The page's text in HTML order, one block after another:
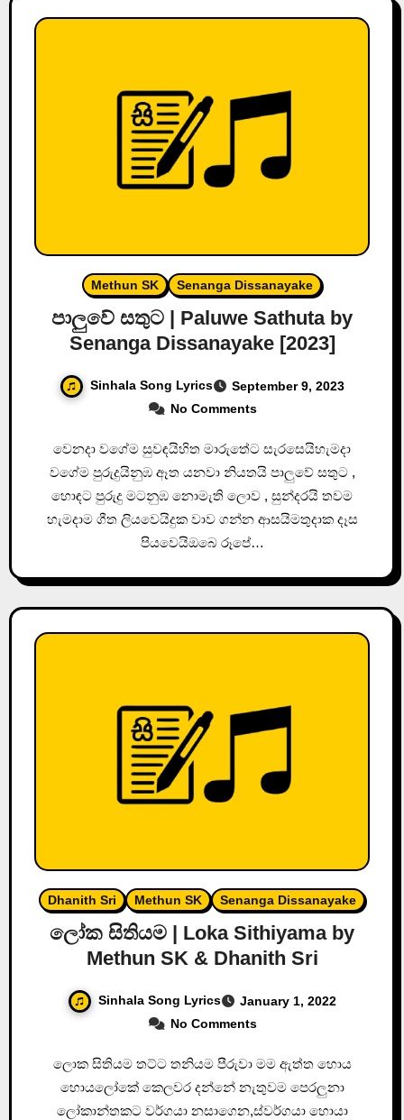
Methun SK Senanga Dissanayake
පාලුවේ සතුට | Paluwe Sathuta by
Senanga Dissanayake [2023]
Sinhala Song Lyrics
September 9, 2023
No Comments
වෙනදා වගේම සුවඳයිහිත මාරුතේට සැරසෙයිහැමදා
වගේම පුරුදුයිනුඹ ඈත යනවා නියතයි පාලුවේ සතුට ,
හොඳට පුරුදු මටනුඹ නොමැති ලොව , සුන්දරයි තවම
හැමදාම ගීත ලියවෙයිදුක වාව ගන්න ආසයිමතුදාක දෑස
පියවෙයිඔබෙ රූපේ…
Dhanith Sri Methun SK Senanga Dissanayake
ලෝක සිතියම | Loka Sithiyama by
Methun SK & Dhanith Sri
Sinhala Song Lyrics
January 1, 2022
No Comments
ලොක සිතියම තට්ට තනියම පීරුවා මම ඇත්ත හොය
හොයලෝකේ කෙලවර දන්නේ නැතුවම පෙරලුනා
ලෝකාන්තකට වර්ගයා නසාගෙන,ස්වර්ගයා හොයා